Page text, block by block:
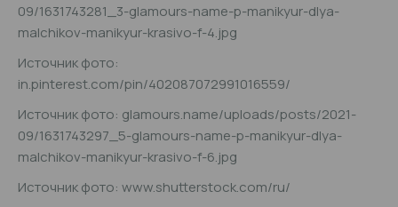
09/1631743281_3-glamours-name-p-manikyur-dlya-
malchikov-manikyur-krasivo-f-4.jpg
Источник фото:
in.pinterest.com/pin/402087072991016559/
Источник фото: glamours.name/uploads/posts/2021-
09/1631743297_5-glamours-name-p-manikyur-dlya-
malchikov-manikyur-krasivo-f-6.jpg
Источник фото: www.shutterstock.com/ru/